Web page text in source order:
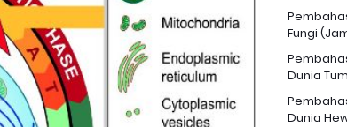
Fungi
Dunia
Dunia